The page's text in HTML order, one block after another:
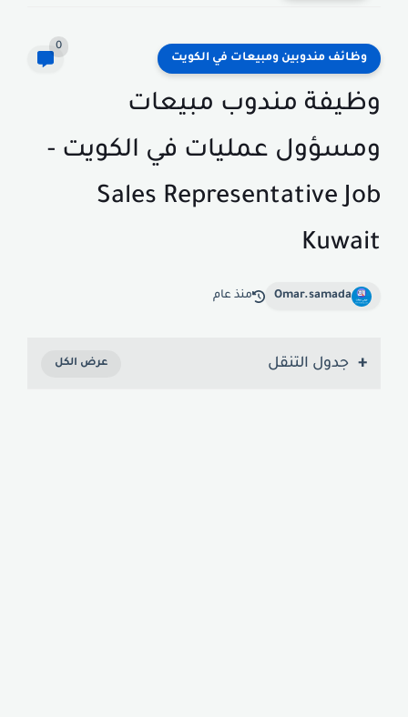
وظائف مندوبين ومبيعات في الكويت
0
وظيفة مندوب مبيعات
ومسؤول عمليات في الكويت -
Sales Representative Job
Kuwait
Omar.samada منذ عام
جدول التنقل